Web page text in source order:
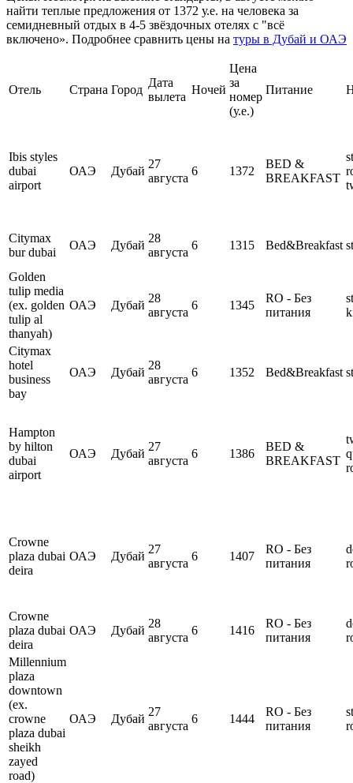
найти теплые предложения от 1372 у.е. на человека за
семидневный отдых в 4-5 звёздочных отелях с "всё
включено». Подробнее сравнить цены на туры в Дубай и ОАЭ
Отель Страна Город
Дата
вылета
Ночей
Цена
за
номер
(у.е.)
Питание
Ibis styles
dubai
airport
ОАЭ Дубай
27
августа
6 1372
BED &
BREAKFAST
Citymax
bur dubai
ОАЭ Дубай
28
августа
6 1315 Bed&Breakfast
Golden
tulip media
(ex. golden
tulip al
thanyah)
ОАЭ Дубай
28
августа
6 1345
RO - Без
питания
Citymax
hotel
business
bay
ОАЭ Дубай
28
августа
6 1352 Bed&Breakfast
Hampton
by hilton
dubai
airport
ОАЭ Дубай
27
августа
6 1386
BED &
BREAKFAST
Crowne
plaza dubai
deira
ОАЭ Дубай
27
августа
6 1407
RO - Без
питания
Crowne
plaza dubai
deira
ОАЭ Дубай
28
августа
6 1416
RO - Без
питания
Millennium
plaza
downtown
(ex.
crowne
plaza dubai
sheikh
zayed
road)
ОАЭ Дубай
27
августа
6 1444
RO - Без
питания